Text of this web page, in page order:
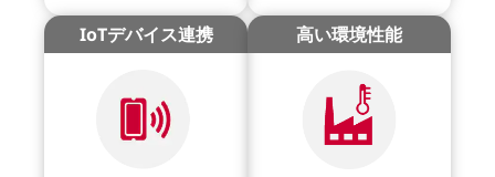
IoTデバイス連携 高い環境性能